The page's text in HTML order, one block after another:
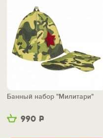
990 Р
Банный набор "Милитари"